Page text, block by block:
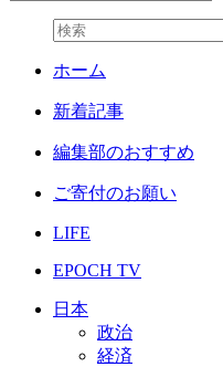
ホーム
新着記事
編集部のおすすめ
ご寄付のお願い
LIFE
EPOCH TV
日本
政治
経済